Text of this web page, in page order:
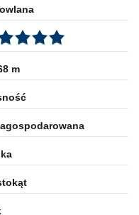
m